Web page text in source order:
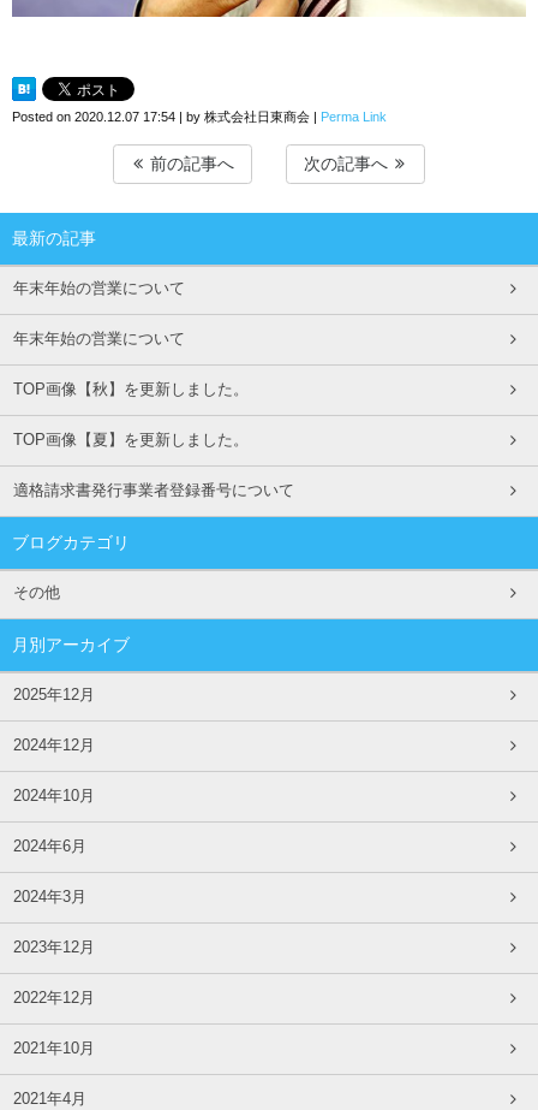
Posted on 2020.12.07 17:54 | by 株式会社日東商会 | Perma Link
前の記事へ 次の記事へ
最新の記事
年末年始の営業について
年末年始の営業について
TOP画像【秋】を更新しました。
TOP画像【夏】を更新しました。
適格請求書発行事業者登録番号について
ブログカテゴリ
その他
月別アーカイブ
2025年12月
2024年12月
2024年10月
2024年6月
2024年3月
2023年12月
2022年12月
2021年10月
2021年4月